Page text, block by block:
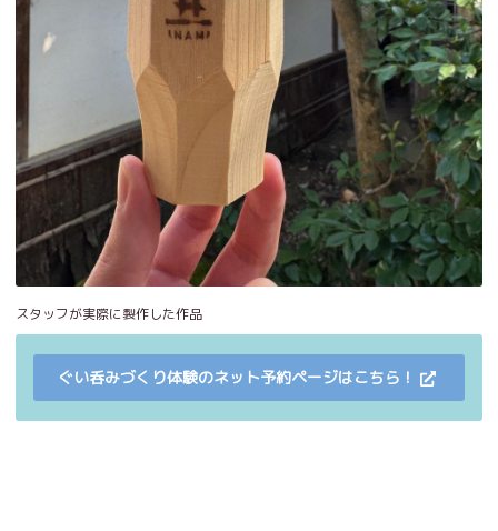
スタッフが実際に製作した作品
ぐい呑みづくり体験のネット予約ページはこちら！